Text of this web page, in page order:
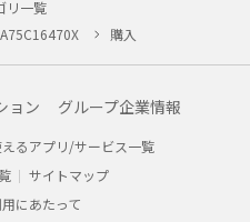
リ一覧
購入
ョン グループ企業情報
るアプリ/サービス一覧
サイトマップ
にあたって